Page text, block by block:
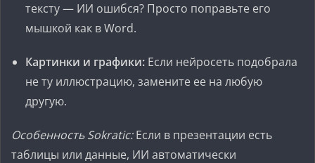
тексту — ИИ ошибся? Просто поправьте его
мышкой как в Word.
Картинки и графики: Если нейросеть подобрала
не ту иллюстрацию, замените ее на любую
другую.
Особенность Sokratic:Если в презентации есть
таблицы или данные, ИИ автоматически